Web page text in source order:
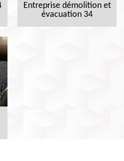
Entreprise démolition et
évacuation 34